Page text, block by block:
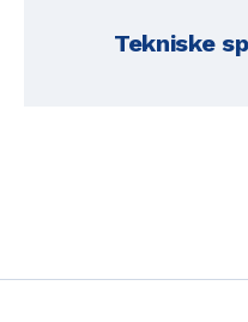
Tekniske